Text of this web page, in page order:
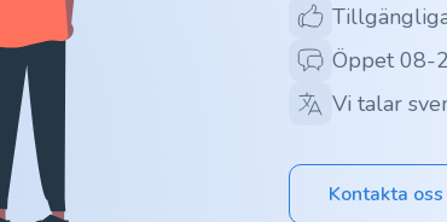
Öppet 08-
Vi talar
Kontakta